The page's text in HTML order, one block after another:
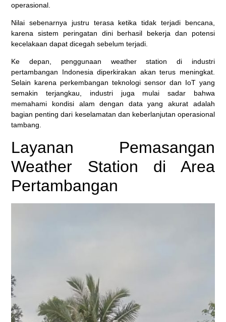
operasional.
Nilai sebenarnya justru terasa ketika tidak terjadi bencana,
karena sistem peringatan dini berhasil bekerja dan potensi
kecelakaan dapat dicegah sebelum terjadi.
Ke depan, penggunaan weather station di industri
pertambangan Indonesia diperkirakan akan terus meningkat.
Selain karena perkembangan teknologi sensor dan IoT yang
semakin terjangkau, industri juga mulai sadar bahwa
memahami kondisi alam dengan data yang akurat adalah
bagian penting dari keselamatan dan keberlanjutan operasional
tambang.
Layanan Pemasangan
Weather Station di Area
Pertambangan